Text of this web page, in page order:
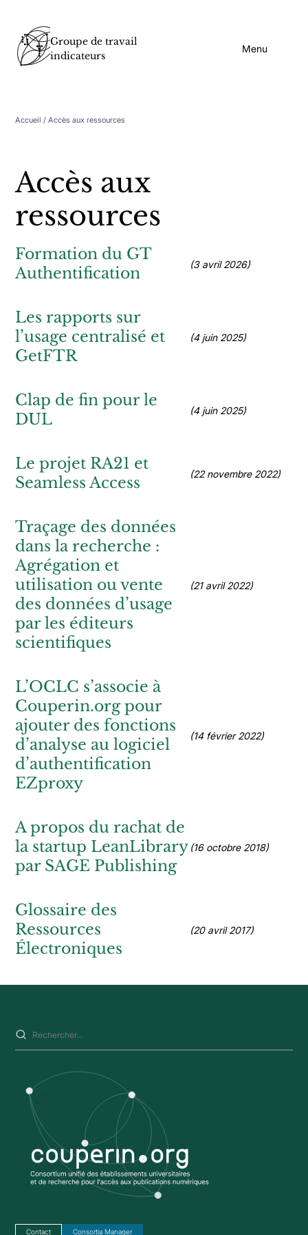
Groupe de travail
indicateurs
Menu
Accueil / Accès aux ressources
Accès aux
ressources
Formation du GT
Authentification
(3 avril 2026)
Les rapports sur
l’usage centralisé et
GetFTR
(4 juin 2025)
Clap de fin pour le
DUL
(4 juin 2025)
Le projet RA21 et
Seamless Access
(22 novembre 2022)
Traçage des données
dans la recherche :
Agrégation et
utilisation ou vente
des données d’usage
par les éditeurs
scientifiques
(21 avril 2022)
L’OCLC s’associe à
Couperin.org pour
ajouter des fonctions
d’analyse au logiciel
d’authentification
EZproxy
(14 février 2022)
A propos du rachat de
la startup LeanLibrary
par SAGE Publishing
(16 octobre 2018)
Glossaire des
Ressources
Électroniques
(20 avril 2017)
Contact Consortia Manager